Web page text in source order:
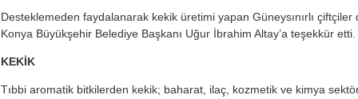
Desteklemeden faydalanarak kekik üretimi yapan Güneysınırlı
Konya Büyükşehir Belediye Başkanı Uğur İbrahim Altay’a teşekkür etti.
KEKİK
Tıbbi aromatik bitkilerden kekik; baharat, ilaç, kozmetik ve kimya